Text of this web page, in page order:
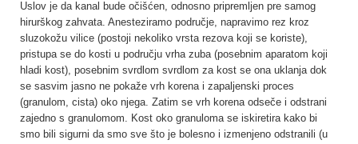
Uslov je da kanal bude očišćen, odnosno pripremljen pre samog
hirurškog zahvata. Anesteziramo područje, napravimo rez kroz
sluzokožu vilice (postoji nekoliko vrsta rezova koji se koriste),
pristupa se do kosti u području vrha zuba (posebnim aparatom koji
hladi kost), posebnim svrdlom svrdlom za kost se ona uklanja dok
se sasvim jasno ne pokaže vrh korena i zapaljenski proces
(granulom, cista) oko njega. Zatim se vrh korena odseče i odstrani
zajedno s granulomom. Kost oko granuloma se iskiretira kako bi
smo bili sigurni da smo sve što je bolesno i izmenjeno odstranili (u